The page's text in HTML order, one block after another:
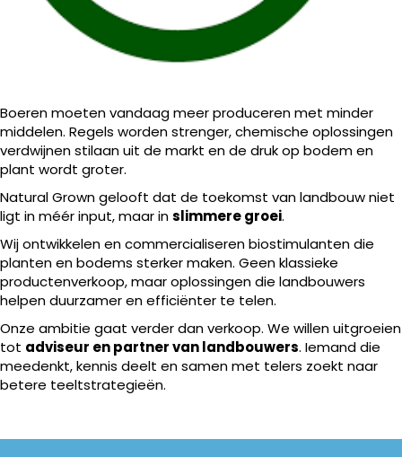
Boeren moeten vandaag meer produceren met minder
middelen. Regels worden strenger, chemische oplossingen
verdwijnen stilaan uit de markt en de druk op bodem en
plant wordt groter.
Natural Grown gelooft dat de toekomst van landbouw niet
ligt in méér input, maar inslimmere groei.
Wij ontwikkelen en commercialiseren biostimulanten die
planten en bodems sterker maken. Geen klassieke
productenverkoop, maar oplossingen die landbouwers
helpen duurzamer en efficiënter te telen.
Onze ambitie gaat verder dan verkoop. We willen uitgroeien
tot adviseur en partner van landbouwers. Iemand die
meedenkt, kennis deelt en samen met telers zoekt naar
betere teeltstrategieën.